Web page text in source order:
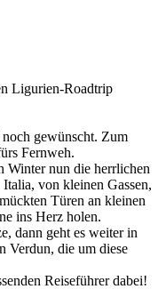
Ligurien-Roadtrip
gewünscht. Zum
Fernweh.
Winter nun die herrlichen
von kleinen Gassen,
Türen an kleinen
ins Herz holen.
dann geht es weiter in
Verdun, die um diese
Reiseführer dabei!